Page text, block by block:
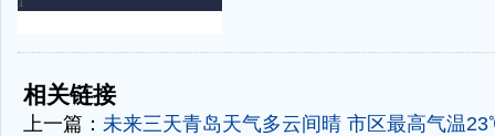
-
相关链接
上一篇： 未来三天青岛天气多云间晴 市区最高气温